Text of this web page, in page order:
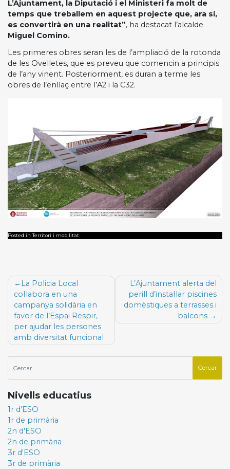
L’Ajuntament, la Diputació i el Ministeri fa molt de
temps que treballem en aquest projecte que, ara sí,
es convertirà en una realitat”, ha destacat l’alcalde
Miguel Comino.
Les primeres obres seran les de l’ampliació de la rotonda
de les Ovelletes, que es preveu que comencin a principis
de l’any vinent. Posteriorment, es duran a terme les
obres de l’enllaç entre l’A2 i la C32.
Posted in Territori i mobilitat
Navegació
d'entrades
La Policia Local
col·labora en una
campanya solidària en
favor de l’Espai Respir,
per ajudar les persones
amb diversitat funcional
L’Ajuntament alerta del
perill d’instal·lar piscines
domèstiques a terrasses i
balcons
Nivells educatius
1r d'ESO
1r de primària
2n d'ESO
2n de primària
3r d'ESO
3r de primària